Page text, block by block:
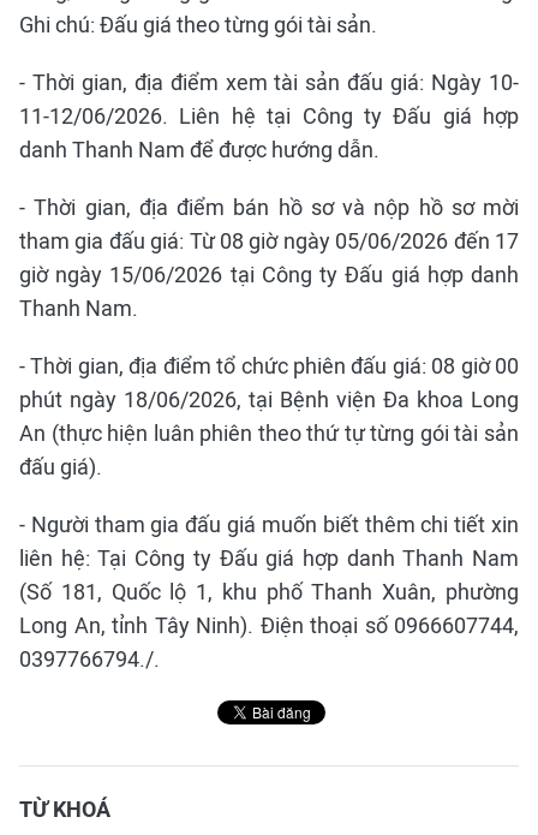
Ghi chú: Đấu giá theo từng gói tài sản.
- Thời gian, địa điểm xem tài sản đấu giá: Ngày 10-
11-12/06/2026. Liên hệ tại Công ty Đấu giá hợp
danh Thanh Nam để được hướng dẫn.
- Thời gian, địa điểm bán hồ sơ và nộp hồ sơ mời
tham gia đấu giá: Từ 08 giờ ngày 05/06/2026 đến 17
giờ ngày 15/06/2026 tại Công ty Đấu giá hợp danh
Thanh Nam.
- Thời gian, địa điểm tổ chức phiên đấu giá: 08 giờ 00
phút ngày 18/06/2026, tại Bệnh viện Đa khoa Long
An (thực hiện luân phiên theo thứ tự từng gói tài sản
đấu giá).
- Người tham gia đấu giá muốn biết thêm chi tiết xin
liên hệ: Tại Công ty Đấu giá hợp danh Thanh Nam
(Số 181, Quốc lộ 1, khu phố Thanh Xuân, phường
Long An, tỉnh Tây Ninh). Điện thoại số 0966607744,
0397766794./.
TỪ KHOÁ